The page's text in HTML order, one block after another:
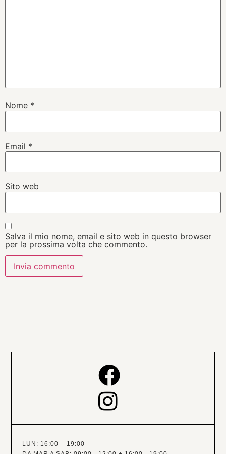
Nome *
Email *
Sito web
Salva il mio nome, email e sito web in questo browser
per la prossima volta che commento.
LUN: 16:00 – 19:00